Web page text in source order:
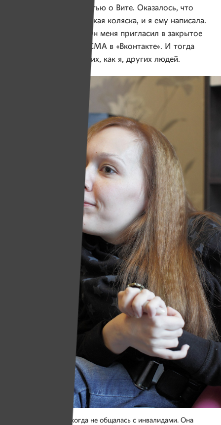
про СМА, и нашла статью о Вите. Оказалось, что
у него есть электрическая коляска, и я ему написала.
Мы стали общаться. Он меня пригласил в закрытое
сообщество людей с СМА в «Вконтакте». И тогда
я впервые увидела таких, как я, других людей.
До 18 лет Настя никогда не общалась с инвалидами. Она